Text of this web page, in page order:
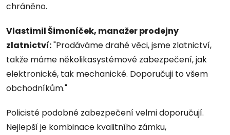
chráněno.
Vlastimil Šimoníček, manažer prodejny
zlatnictví:"Prodáváme drahé věci, jsme zlatnictví,
takže máme několikasystémové zabezpečení, jak
elektronické, tak mechanické. Doporučuji to všem
obchodníkům."
Policisté podobné zabezpečení velmi doporučují.
Nejlepší je kombinace kvalitního zámku,